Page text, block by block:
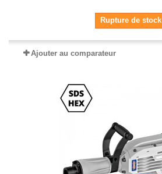
Rupture de stock
Ajouter au comparateur